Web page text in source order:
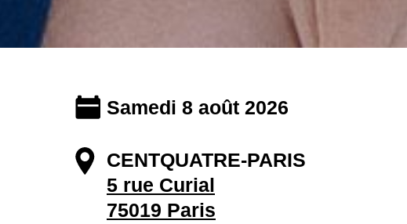
Samedi 8 août 2026
CENTQUATRE-PARIS
5 rue Curial
75019 Paris